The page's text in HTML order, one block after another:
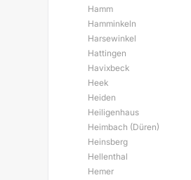
Hamm
Hamminkeln
Harsewinkel
Hattingen
Havixbeck
Heek
Heiden
Heiligenhaus
Heimbach (Düren)
Heinsberg
Hellenthal
Hemer